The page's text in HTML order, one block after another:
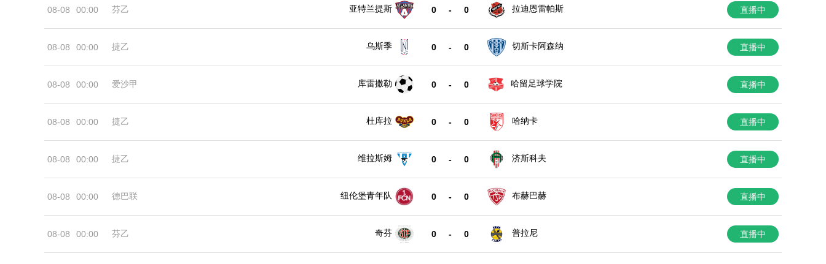
08-08 00:00 芬乙 亚特兰提斯 0 - 0 拉迪恩雷帕斯 直播中
08-08 00:00 捷乙 乌斯季 0 - 0 切斯卡阿森纳 直播中
08-08 00:00 爱沙甲 库雷撒勒 0 - 0 哈留足球学院 直播中
08-08 00:00 捷乙 杜库拉 0 - 0 哈纳卡 直播中
08-08 00:00 捷乙 维拉斯姆 0 - 0 济斯科夫 直播中
08-08 00:00 德巴联 纽伦堡青年队 0 - 0 布赫巴赫 直播中
08-08 00:00 芬乙 奇芬 0 - 0 普拉尼 直播中